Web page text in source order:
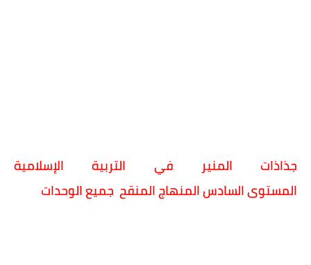
جذاذات المنير في التربية الإسلامية
المستوى السادس المنهاج المنقح جميع الوحدات